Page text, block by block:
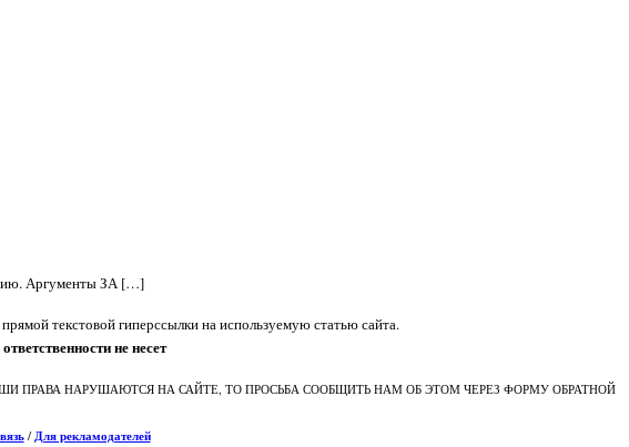
Аргументы ЗА […]
текстовой гиперссылки на используемую статью сайта.
не несет
ПРАВА НАРУШАЮТСЯ НА САЙТЕ, ТО ПРОСЬБА СООБЩИТЬ НАМ ОБ ЭТОМ ЧЕРЕЗ ФОРМУ ОБРАТНОЙ
/ Для рекламодателей